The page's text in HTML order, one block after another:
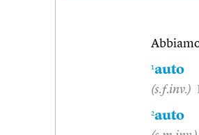
1auto
(s.f.inv.)
2auto